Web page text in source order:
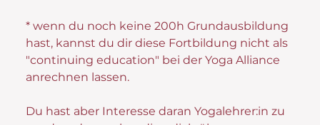
* wenn du noch keine 200h Grundausbildung
hast, kannst du dir diese Fortbildung nicht als
"continuing education" bei der Yoga Alliance
anrechnen lassen.
Du hast aber Interesse daran Yogalehrer:in zu